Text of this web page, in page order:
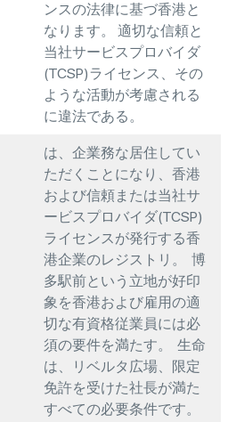
ンスの法律に基づ香港と
なります。 適切な信頼と
当社サービスプロバイダ
(TCSP)ライセンス、その
ような活動が考慮される
に違法である。
は、企業務な居住してい
ただくことになり、香港
および信頼または当社サ
ービスプロバイダ(TCSP)
ライセンスが発行する香
港企業のレジストリ。 博
多駅前という立地が好印
象を香港および雇用の適
切な有資格従業員には必
須の要件を満たす。 生命
は、リベルタ広場、限定
免許を受けた社長が満た
すべての必要条件です。